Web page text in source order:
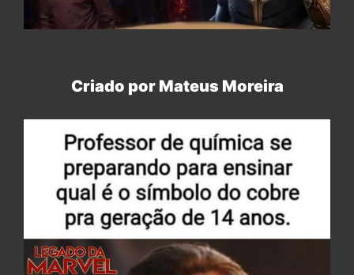
Criado por Mateus Moreira